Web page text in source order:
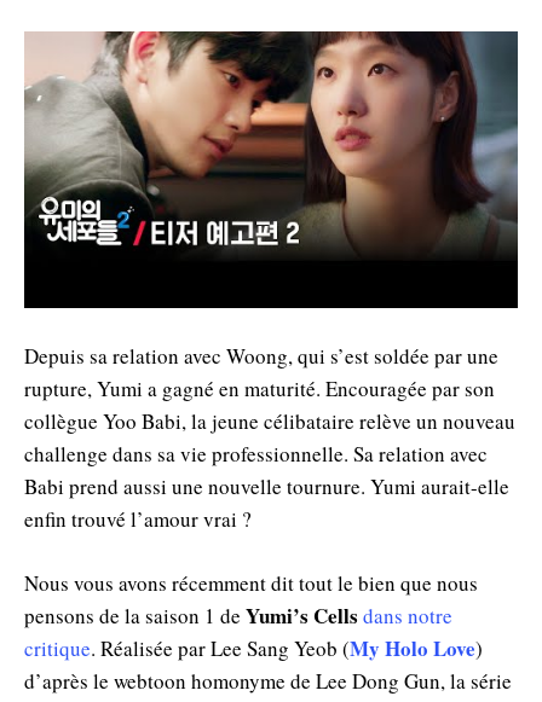
Depuis sa relation avec Woong, qui s’est soldée par une
rupture, Yumi a gagné en maturité. Encouragée par son
collègue Yoo Babi, la jeune célibataire relève un nouveau
challenge dans sa vie professionnelle. Sa relation avec
Babi prend aussi une nouvelle tournure. Yumi aurait-elle
enfin trouvé l’amour vrai ?
Nous vous avons récemment dit tout le bien que nous
pensons de la saison 1 de Yumi’s Cells dans notre
critique. Réalisée par Lee Sang Yeob (My Holo Love)
d’après le webtoon homonyme de Lee Dong Gun, la série